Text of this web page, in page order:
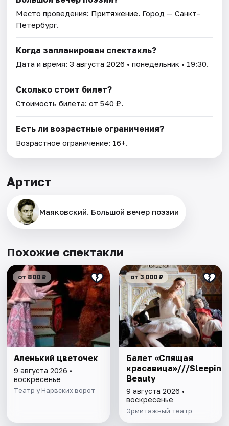
Место проведения: Притяжение. Город — Санкт-
Петербург.
Когда запланирован спектакль?
Дата и время:3 августа 2026 • понедельник • 19:30.
Сколько стоит билет?
Стоимость билета: от 540 ₽.
Есть ли возрастные ограничения?
Возрастное ограничение: 16+.
Артист
Маяковский. Большой вечер поэзии
Похожие спектакли
от 800 ₽
Аленький цветочек
9 августа 2026 •
воскресенье
Театр у Нарвских ворот
от 3 000 ₽
Балет «Спящая
красавица»///Sleeping
Beauty
9 августа 2026 •
воскресенье
Эрмитажный театр